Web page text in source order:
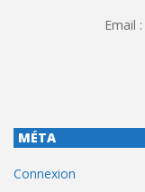
Email :
MÉTA
Connexion